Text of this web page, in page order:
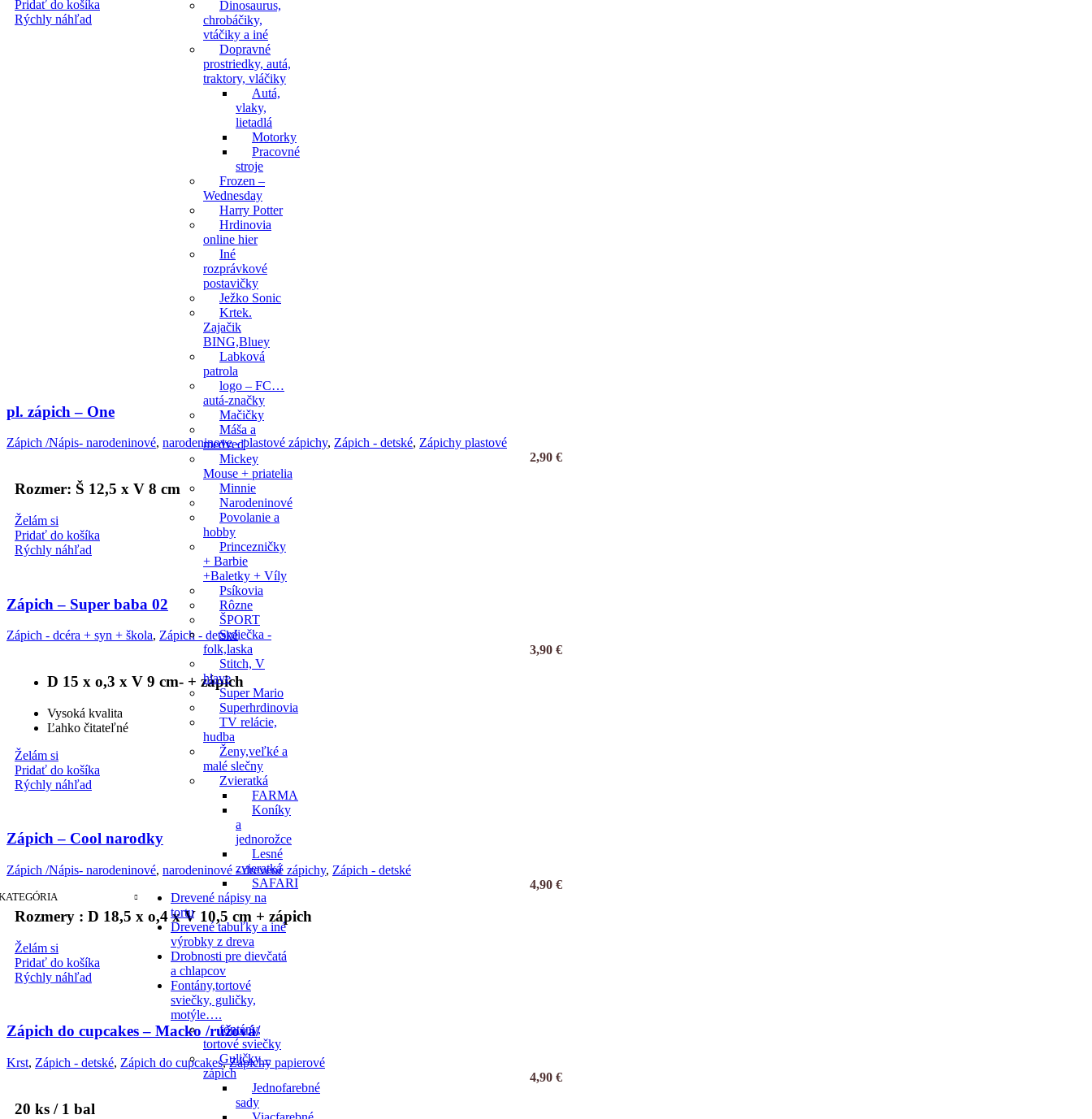
Dinosaurus,
chrobáčiky,
vtáčiky a iné
Dopravné
prostriedky, autá,
traktory, vláčiky
Autá,
vlaky,
lietadlá
Motorky
Pracovné
stroje
Frozen –
Wednesday
Harry Potter
Hrdinovia
online hier
Iné
rozprávkové
postavičky
Ježko Sonic
Krtek.
Zajačik
BING,Bluey
Labková
patrola
logo – FC…
autá-značky
Mačičky
Máša a
medveď
Mickey
Mouse + priatelia
Minnie
Narodeninové
Povolanie a
hobby
Princezničky
+ Barbie
+Baletky + Víly
Psíkovia
Rôzne
ŠPORT
Srdiečka -
folk,laska
Stitch, V
hlave
Super Mario
Superhrdinovia
TV relácie,
hudba
Ženy,veľké a
malé slečny
Zvieratká
FARMA
Koníky
a
jednorožce
Lesné
zvieratká
SAFARI
Drevené nápisy na
tortu
Drevené tabuľky a iné
výrobky z dreva
Drobnosti pre dievčatá
a chlapcov
Fontány,tortové
sviečky, guličky,
motýle….
fontány,
tortové sviečky
Guličky –
zápich
Jednofarebné
sady
Pridať do košíka
Rýchly náhľad
pl. zápich – One
Zápich /Nápis- narodeninové, narodeninove - plastové zápichy, Zápich - detské, Zápichy plastové
2,90 €
Rozmer: Š 12,5 x V 8 cm
Želám si
Pridať do košíka
Rýchly náhľad
Zápich – Super baba 02
Zápich - dcéra + syn + škola, Zápich - detské
3,90 €
D 15 x o,3 x V 9 cm- + zápich
Vysoká kvalita
Ľahko čitateľné
Želám si
Pridať do košíka
Rýchly náhľad
Zápich – Cool narodky
Zápich /Nápis- narodeninové, narodeninové - drevené zápichy, Zápich - detské
4,90 €
Rozmery : D 18,5 x o,4 x V 10,5 cm + zápich
Želám si
Pridať do košíka
Rýchly náhľad
Zápich do cupcakes – Macko /ružová/
Krst, Zápich - detské, Zápich do cupcakes, Zápichy papierové
4,90 €
20 ks / 1 bal